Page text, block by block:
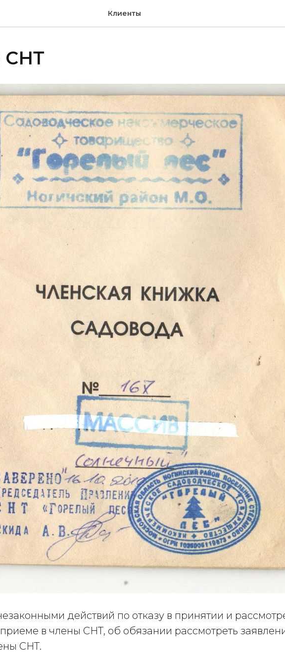
Клиенты
СНТ
действий по отказу в принятии и
в члены СНТ, об обязании рассмотреть
СНТ.